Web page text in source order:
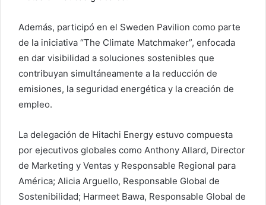
Además, participó en el Sweden Pavilion como parte
de la iniciativa “The Climate Matchmaker”, enfocada
en dar visibilidad a soluciones sostenibles que
contribuyan simultáneamente a la reducción de
emisiones, la seguridad energética y la creación de
empleo.
La delegación de Hitachi Energy estuvo compuesta
por ejecutivos globales como Anthony Allard, Director
de Marketing y Ventas y Responsable Regional para
América; Alicia Arguello, Responsable Global de
Sostenibilidad; Harmeet Bawa, Responsable Global de